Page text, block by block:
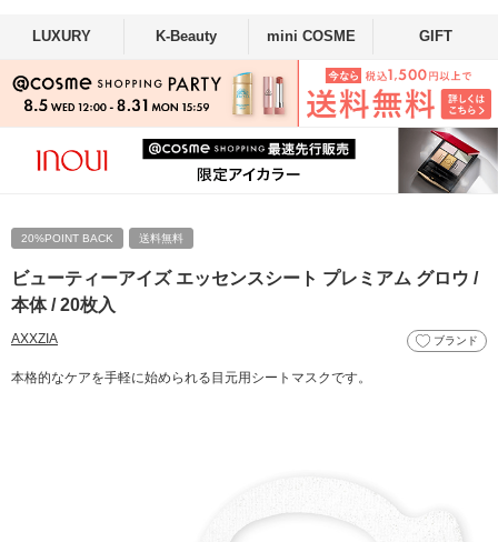
LUXURY K-Beauty mini COSME GIFT
20%POINT BACK 送料無料
ビューティーアイズ エッセンスシート プレミアム グロウ /
本体 / 20枚入
AXXZIA ブランド
本格的なケアを手軽に始められる目元用シートマスクです。